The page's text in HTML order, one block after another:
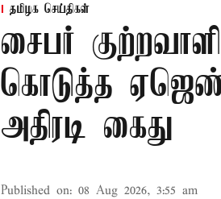
தமிழக செய்திகள்
சைபர்
கொடுத்த
அதிரடி கைது
Published on: 08 Aug 2026, 3:55 am